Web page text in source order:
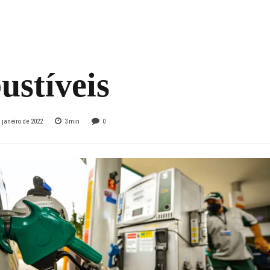
janeiro de 2022 3 min 0